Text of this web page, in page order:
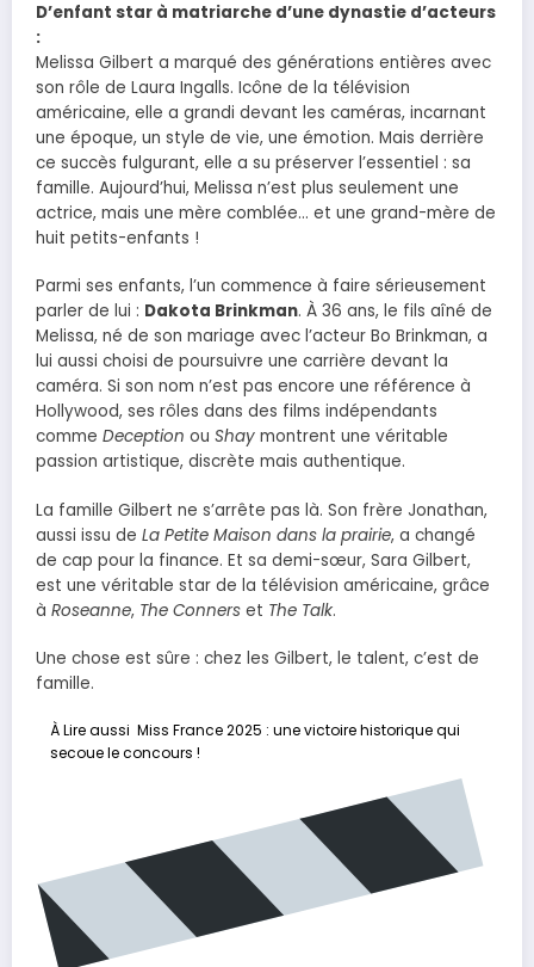
D’enfant star à matriarche d’une dynastie d’acteurs
:
Melissa Gilbert a marqué des générations entières avec
son rôle de Laura Ingalls. Icône de la télévision
américaine, elle a grandi devant les caméras, incarnant
une époque, un style de vie, une émotion. Mais derrière
ce succès fulgurant, elle a su préserver l’essentiel : sa
famille. Aujourd’hui, Melissa n’est plus seulement une
actrice, mais une mère comblée… et une grand-mère de
huit petits-enfants !
Parmi ses enfants, l’un commence à faire sérieusement
parler de lui : Dakota Brinkman. À 36 ans, le fils aîné de
Melissa, né de son mariage avec l’acteur Bo Brinkman, a
lui aussi choisi de poursuivre une carrière devant la
caméra. Si son nom n’est pas encore une référence à
Hollywood, ses rôles dans des films indépendants
comme Deception ou Shay montrent une véritable
passion artistique, discrète mais authentique.
La famille Gilbert ne s’arrête pas là. Son frère Jonathan,
aussi issu de La Petite Maison dans la prairie, a changé
de cap pour la finance. Et sa demi-sœur, Sara Gilbert,
est une véritable star de la télévision américaine, grâce
à Roseanne, The Conners et The Talk.
Une chose est sûre : chez les Gilbert, le talent, c’est de
famille.
À Lire aussi Miss France 2025 : une victoire historique qui
secoue le concours !